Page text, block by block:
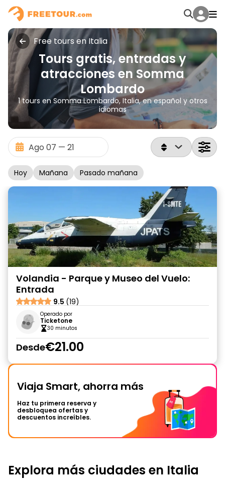
Free tours en Italia
Tours gratis, entradas y
atracciones en Somma
Lombardo
1 tours en Somma Lombardo, Italia, en español y otros
idiomas
Hoy Mañana Pasado mañana
Volandia - Parque y Museo del Vuelo:
Entrada
9.5 (19)
Operado por
Ticketone
30 minutos
Desde€21.00
Viaja Smart, ahorra más
Haz tu primera reserva y
desbloquea ofertas y
descuentos increíbles.
Explora más ciudades en Italia